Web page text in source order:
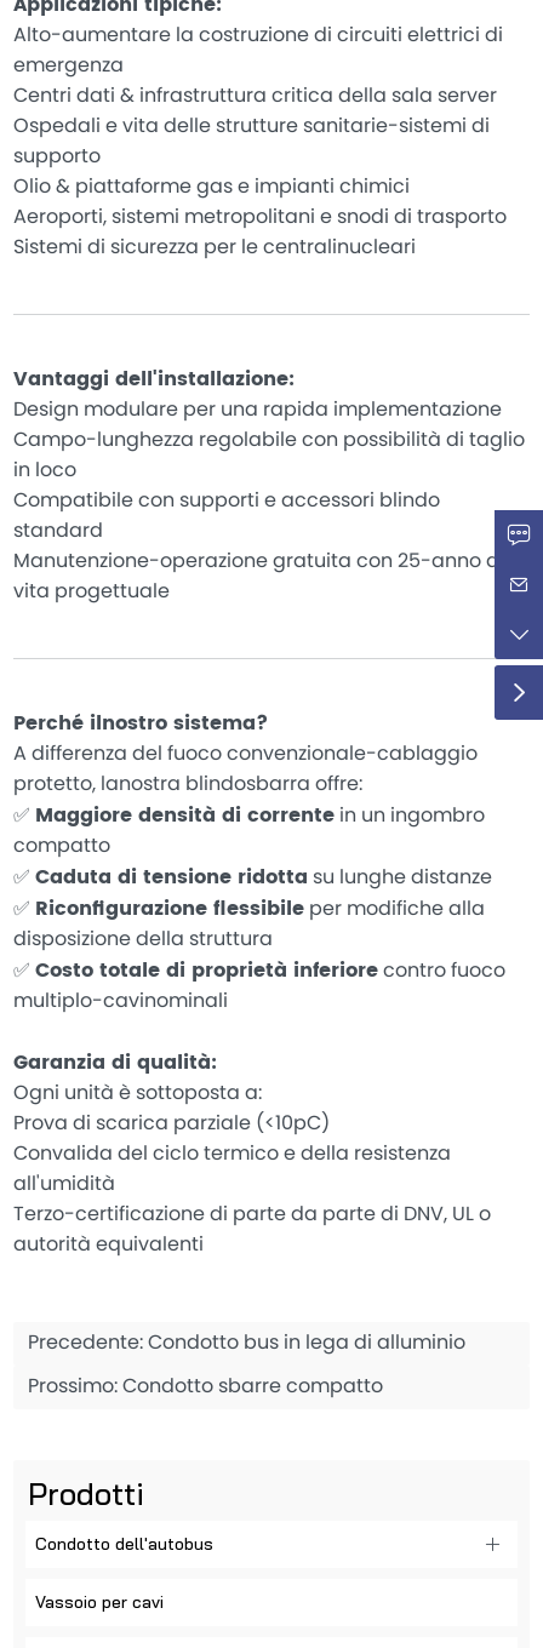
Alto-aumentare la costruzione di circuiti elettrici di
emergenza
Centri dati & infrastruttura critica della sala server
Ospedali e vita delle strutture sanitarie-sistemi di
supporto
Olio & piattaforme gas e impianti chimici
Aeroporti, sistemi metropolitani e snodi di trasporto
Sistemi di sicurezza per le centralinucleari
Vantaggi dell'installazione:
Design modulare per una rapida implementazione
Campo-lunghezza regolabile con possibilità di taglio
in loco
Compatibile con supporti e accessori blindo
standard
Manutenzione-operazione gratuita con 25-anno di
vita progettuale
Perché ilnostro sistema?
A differenza del fuoco convenzionale-cablaggio
protetto, lanostra blindosbarra offre:
✅ Maggiore densità di correntein un ingombro
compatto
✅Caduta di tensione ridotta su lunghe distanze
✅ Riconfigurazione flessibileper modifiche alla
disposizione della struttura
✅Costo totale di proprietà inferiorecontro fuoco
multiplo-cavinominali
Garanzia di qualità:
Ogni unità è sottoposta a:
Prova di scarica parziale (<10pC)
Convalida del ciclo termico e della resistenza
all'umidità
Terzo-certificazione di parte da parte di DNV, UL o
autorità equivalenti
Precedente:Condotto bus in lega di alluminio
Prossimo:Condotto sbarre compatto
Prodotti
Condotto dell'autobus
Vassoio per cavi